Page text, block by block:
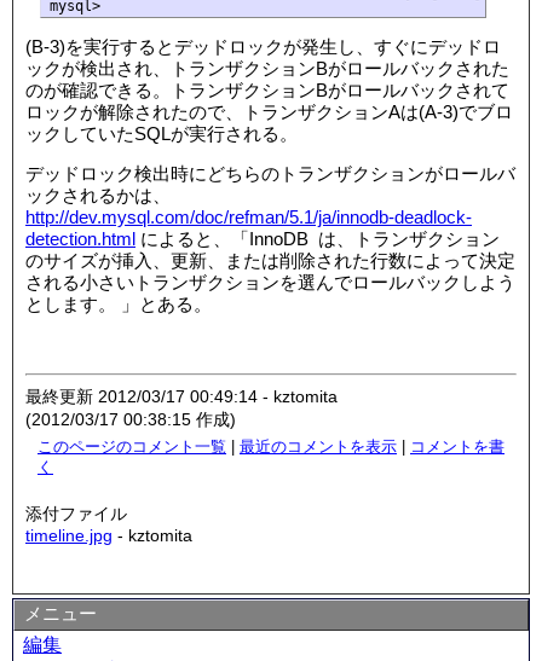
(B-3)を実行するとデッドロックが発生し、すぐにデッドロ
ックが検出され、トランザクションBがロールバックされた
のが確認できる。トランザクションBがロールバックされて
ロックが解除されたので、トランザクションAは(A-3)でブロ
ックしていたSQLが実行される。
デッドロック検出時にどちらのトランザクションがロールバ
ックされるかは、
http://dev.mysql.com/doc/refman/5.1/ja/innodb-deadlock-
detection.html によると、「InnoDB は、トランザクション
のサイズが挿入、更新、または削除された行数によって決定
される小さいトランザクションを選んでロールバックしよう
とします。 」とある。
最終更新 2012/03/17 00:49:14 - kztomita
(2012/03/17 00:38:15 作成)
このページのコメント一覧 最近のコメントを表示
コメントを書
く
添付ファイル
timeline.jpg - kztomita
メニュー
編集